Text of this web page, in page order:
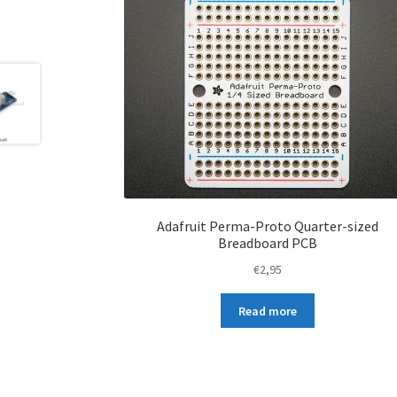
Adafruit Perma-Proto Quarter-sized
Breadboard PCB
€2,95
Read more